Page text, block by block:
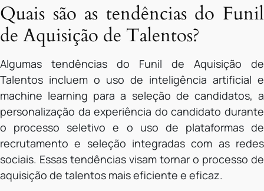
Quais são as tendências do Funil
de Aquisição de Talentos?
Algumas tendências do Funil de Aquisição de
Talentos incluem o uso de inteligência artificial e
machine learning para a seleção de candidatos, a
personalização da experiência do candidato durante
o processo seletivo e o uso de plataformas de
recrutamento e seleção integradas com as redes
sociais. Essas tendências visam tornar o processo de
aquisição de talentos mais eficiente e eficaz.